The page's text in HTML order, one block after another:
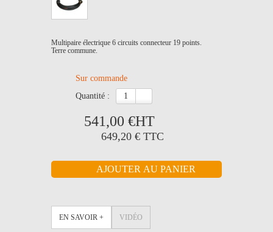
Multipaire électrique 6 circuits connecteur 19 points.
Terre commune.
Sur commande
quantité :
541,00 €HT
649,20 € TTC
EN SAVOIR + VIDÉO